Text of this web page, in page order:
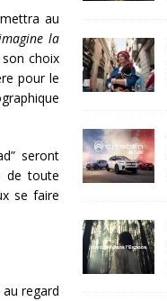
au
la
son choix
pour le
seront
de toute
se faire
regard